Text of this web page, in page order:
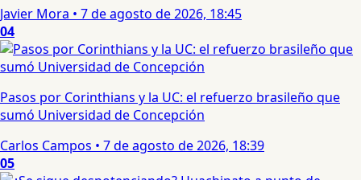
Javier Mora • 7 de agosto de 2026, 18:45
04
Pasos por Corinthians y la UC: el refuerzo brasileño que
sumó Universidad de Concepción
Carlos Campos • 7 de agosto de 2026, 18:39
05